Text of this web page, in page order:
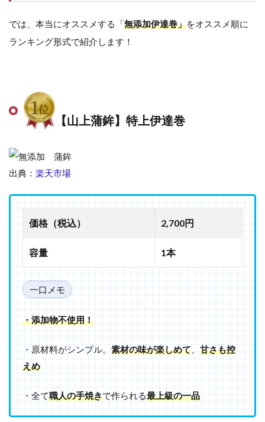
では、本当にオススメする「無添加伊達巻」をオススメ順に
ランキング形式で紹介します！
【山上蒲鉾】 特上伊達巻
出典： 楽天市場
価格（税込） 2,700円
容量 1本
一口メモ
・添加物不使用！
・原材料がシンプル。素材の味が楽しめて、甘さも控
えめ
・全て職人の手焼きで作られる最上級の一品